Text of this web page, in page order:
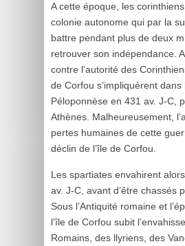
A cette époque, les
colonie autonome qui par la
battre pendant plus de deux
retrouver son indépendance.
contre l’autorité des
de Corfou s’impliquèrent
Péloponnèse en 431 av. J-C,
Athènes. Malheureusement,
pertes humaines de cette
déclin de l’île de Corfou.
Les spartiates envahirent
av. J-C, avant d’être chassés
Sous l’Antiquité romaine et
l’île de Corfou subit
Romains, des llyriens, des